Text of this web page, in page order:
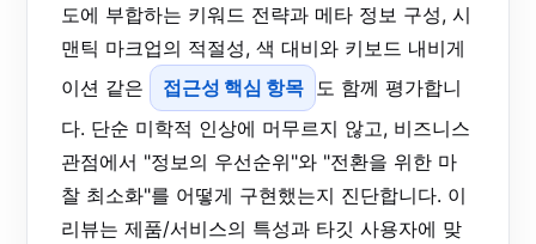
도에 부합하는 키워드 전략과 메타 정보 구성, 시
맨틱 마크업의 적절성, 색 대비와 키보드 내비게
이션 같은
접근성 핵심 항목 도 함께 평가합니
다. 단순 미학적 인상에 머무르지 않고, 비즈니스
관점에서 "정보의 우선순위"와 "전환을 위한 마
찰 최소화"를 어떻게 구현했는지 진단합니다. 이
리뷰는 제품/서비스의 특성과 타깃 사용자에 맞